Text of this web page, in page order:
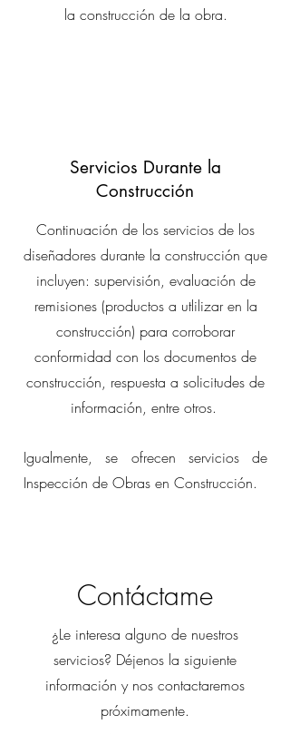
la construcción de la obra.
Servicios Durante la
Construcción
Continuación de los servicios de los
diseñadores durante la construcción que
incluyen: supervisión, evaluación de
remisiones (productos a utlilizar en la
construcción) para corroborar
conformidad con los documentos de
construcción, respuesta a solicitudes de
información, entre otros.
Igualmente, se ofrecen servicios de
Inspección de Obras en Construcción.
Contáctame
¿Le interesa alguno de nuestros
servicios? Déjenos la siguiente
información y nos contactaremos
próximamente.